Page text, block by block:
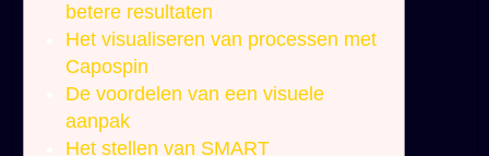
betere resultaten
Het visualiseren van processen met
Capospin
De voordelen van een visuele
aanpak
Het stellen van SMART